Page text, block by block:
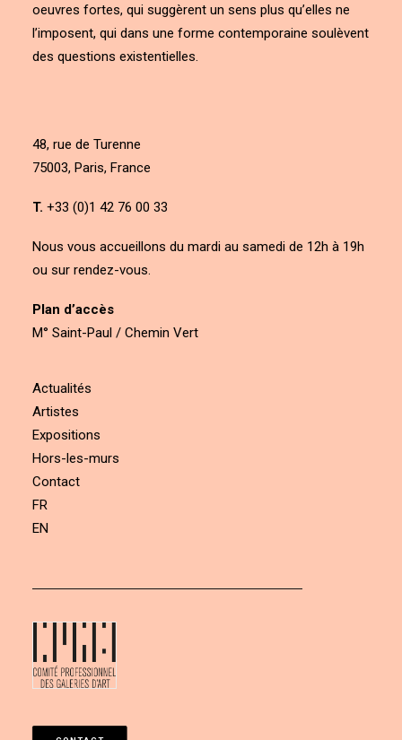
oeuvres fortes, qui suggèrent un sens plus qu’elles ne
l’imposent, qui dans une forme contemporaine soulèvent
des questions existentielles.
48, rue de Turenne
75003, Paris, France
T. +33 (0)1 42 76 00 33
Nous vous accueillons du mardi au samedi de 12h à 19h
ou sur rendez-vous.
Plan d’accès
M° Saint-Paul / Chemin Vert
Actualités
Artistes
Expositions
Hors-les-murs
Contact
FR
EN